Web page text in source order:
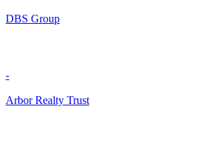
DBS Group
-
Arbor Realty Trust